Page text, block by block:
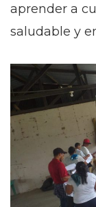
aprender a
saludable y